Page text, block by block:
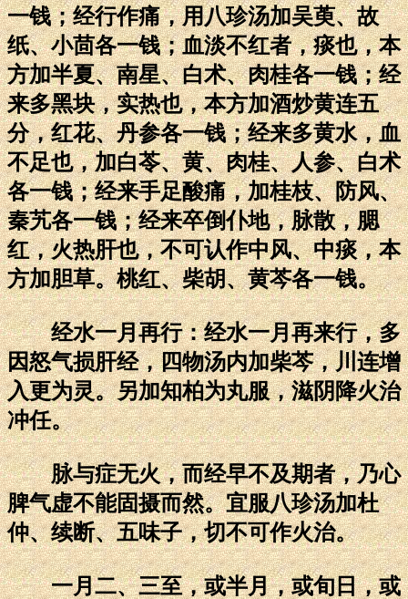
一钱；经行作痛，用八珍汤加吴萸、故
纸、小茴各一钱；血淡不红者，痰也，本
方加半夏、南星、白术、肉桂各一钱；经
来多黑块，实热也，本方加酒炒黄连五
分，红花、丹参各一钱；经来多黄水，血
不足也，加白苓、黄、肉桂、人参、白术
各一钱；经来手足酸痛，加桂枝、防风、
秦艽各一钱；经来卒倒仆地，脉散，腮
红，火热肝也，不可认作中风、中痰，本
方加胆草。桃红、柴胡、黄芩各一钱。
经水一月再行：经水一月再来行，多
因怒气损肝经，四物汤内加柴芩，川连增
入更为灵。另加知柏为丸服，滋阴降火治
冲任。
脉与症无火，而经早不及期者，乃心
脾气虚不能固摄而然。宜服八珍汤加杜
仲、续断、五味子，切不可作火治。
一月二、三至，或半月，或旬日，或